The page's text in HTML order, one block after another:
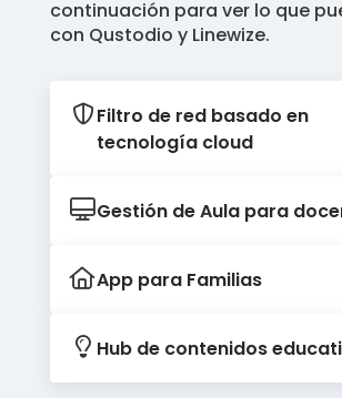
continuación para ver lo que
con Qustodio y Linewize.
Filtro de red basado en
tecnología cloud
Gestión de Aula para
App para Familias
Hub de contenidos